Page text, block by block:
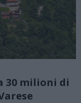
30 milioni di